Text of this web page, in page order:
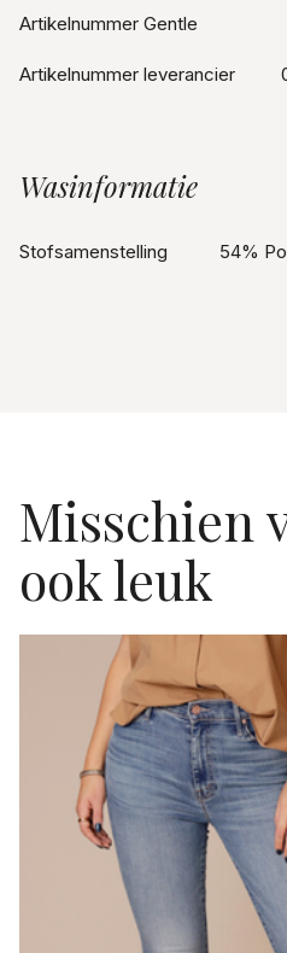
Artikelnummer Gentle
Artikelnummer leverancier
Wasinformatie
Stofsamenstelling 54%
Misschien
ook leuk